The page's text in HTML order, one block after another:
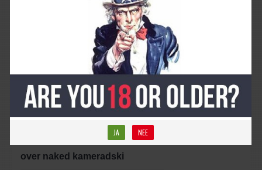
JA NEE
over naked kameradski